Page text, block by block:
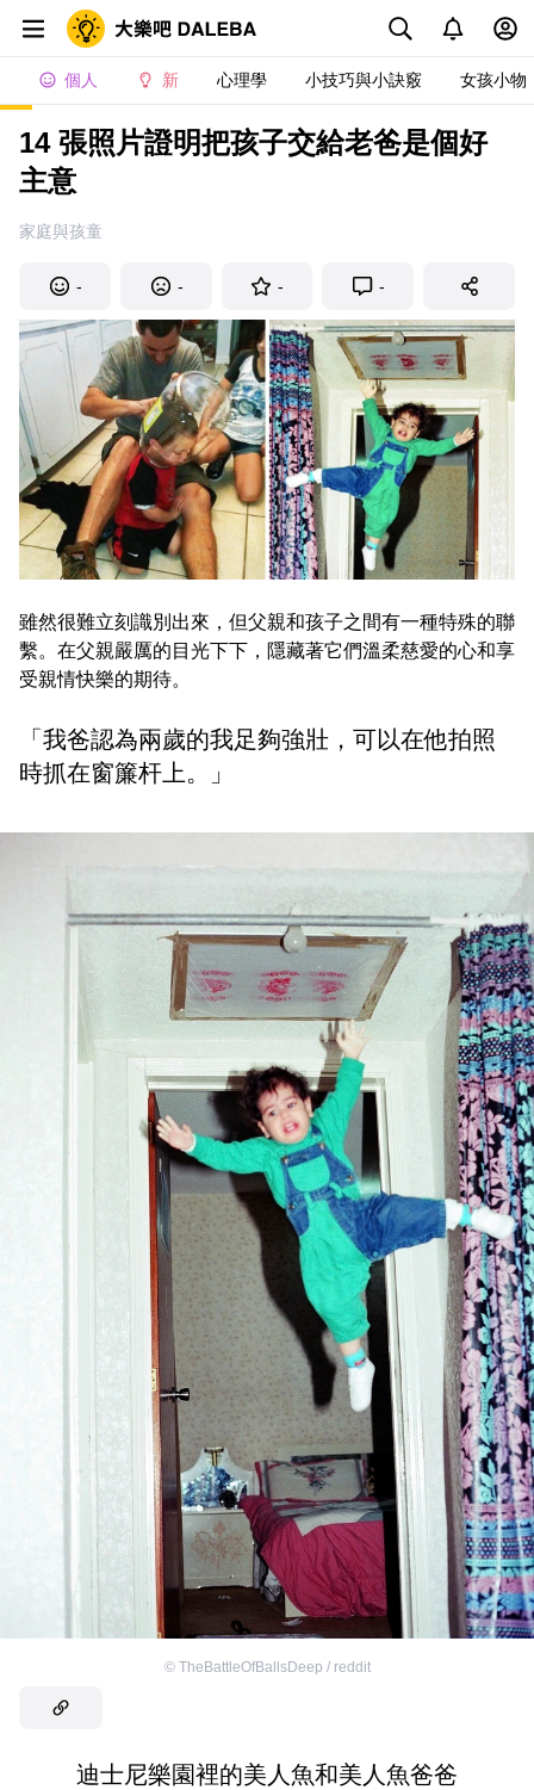
個人 新 心理學 小技巧與小訣竅 女孩小物
14 張照片證明把孩子交給老爸是個好
主意
家庭與孩童
- - - -
雖然很難立刻識別出來，但父親和孩子之間有一種特殊的聯
繫。在父親嚴厲的目光下下，隱藏著它們溫柔慈愛的心和享
受親情快樂的期待。
「我爸認為兩歲的我足夠強壯，可以在他拍照
時抓在窗簾杆上。」
© TheBattleOfBallsDeep / reddit
迪士尼樂園裡的美人魚和美人魚爸爸